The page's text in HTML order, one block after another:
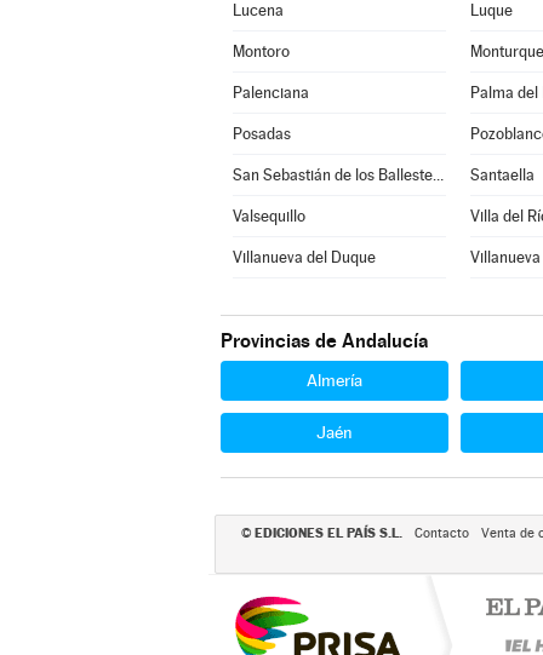
Lucena Luque
Montoro Monturque
Palenciana Palma del
Posadas
San Sebastián de los Ballesteros Santaella
Valsequillo Villa del
Villanueva del Duque Villanueva
Provincias de Andalucía
Almería
Jaén
© EDICIONES EL PAÍS S.L. Contacto Venta de